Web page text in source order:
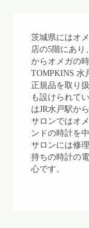
茨城県にはオ
店の5階にあり
からオメガの
TOMPKINS 水
正規品を取り
も設けられて
はJR水戸駅か
サロンではオ
ンドの時計を
サロンには修
持ちの時計の
心です。